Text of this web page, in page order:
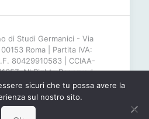
di Studi Germanici - Via
Roma | Partita IVA:
80429910583 | CCIAA-
All Rights Reserved
sicuri che tu possa avere la
sul nostro sito.